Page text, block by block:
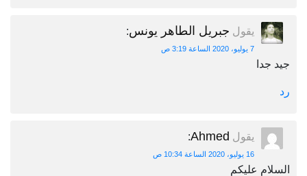
يقول جبريل الطاهر يونس:
7 يوليو، 2020 الساعة 3:19 ص
جيد جدا
رد
يقول Ahmed
:
16 يوليو، 2020 الساعة 10:34 ص
السلام عليكم